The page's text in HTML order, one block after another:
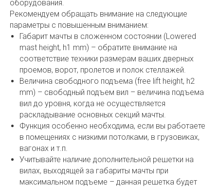
оборудования.
Рекомендуем обращать внимание на следующие
параметры с повышенным вниманием:
Габарит мачты в сложенном состоянии (Lowered
mast height, h1 mm) – обратите внимание на
соответствие техники размерам ваших дверных
проемов, ворот, пролетов и полок стеллажей.
Величина свободного подъема (free lift height, h2
mm) – свободный подъем вил – величина подъема
вил до уровня, когда не осуществляется
раскладывание основных секций мачты.
Функция особенно необходима, если вы работаете
в помещениях с низкими потолками, в грузовиках,
вагонах и т.п.
Учитывайте наличие дополнительной решетки на
вилах, выходящей за габариты мачты при
максимальном подъеме – данная решетка будет